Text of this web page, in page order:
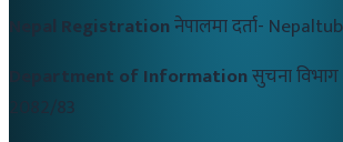
Nepal Registrationनेपालमा दर्ता-
Department of Informationसुचना विभाग
2082/83